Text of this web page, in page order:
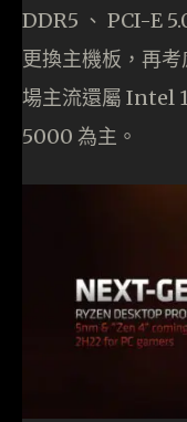
DDR5 、 PCI-E
更換主機板，再
場主流還屬 Intel
5000 為主。